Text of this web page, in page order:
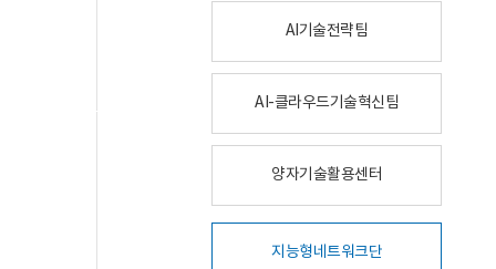
AI기술전략팀
AI-클라우드기술혁신팀
양자기술활용센터
지능형네트워크단